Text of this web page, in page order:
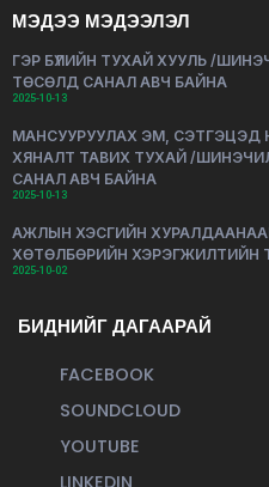
МЭДЭЭ МЭДЭЭЛЭЛ
ГЭР БҮЛИЙН ТУХАЙ ХУУЛЬ /
ТӨСӨЛД САНАЛ АВЧ БАЙНА
2025-10-13
МАНСУУРУУЛАХ ЭМ,
ХЯНАЛТ ТАВИХ ТУХАЙ /
САНАЛ АВЧ БАЙНА
2025-10-13
АЖЛЫН ХЭСГИЙН
ХӨТӨЛБӨРИЙН
2025-10-02
БИДНИЙГ ДАГААРАЙ
FACEBOOK
SOUNDCLOUD
YOUTUBE
LINKEDIN